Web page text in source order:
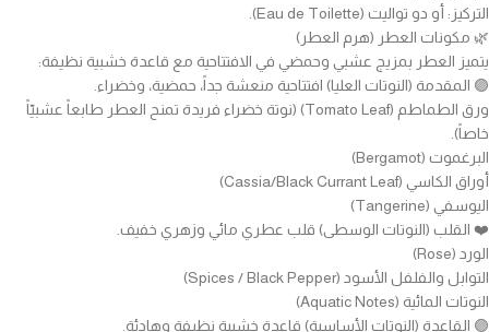
التركيز: أو دو تواليت (Eau de Toilette).
🌿 مكونات العطر (هرم العطر)
يتميز العطر بمزيج عشبي وحمضي في الافتتاحية مع قاعدة خشبية نظيفة:
🟣 المقدمة (النوتات العليا) افتتاحية منعشة جداً، حمضية، وخضراء.
ورق الطماطم (Tomato Leaf) (نوتة خضراء فريدة تمنح العطر طابعاً عشبيّاً
خاصاً).
البرغموت (Bergamot)
أوراق الكاسي (Cassia/Black Currant Leaf)
اليوسفي (Tangerine)
❤️ القلب (النوتات الوسطى) قلب عطري مائي وزهري خفيف.
الورد (Rose)
التوابل والفلفل الأسود (Spices / Black Pepper)
النوتات المائية (Aquatic Notes)
🟣 القاعدة (النوتات الأساسية) قاعدة خشبية نظيفة وهادئة.